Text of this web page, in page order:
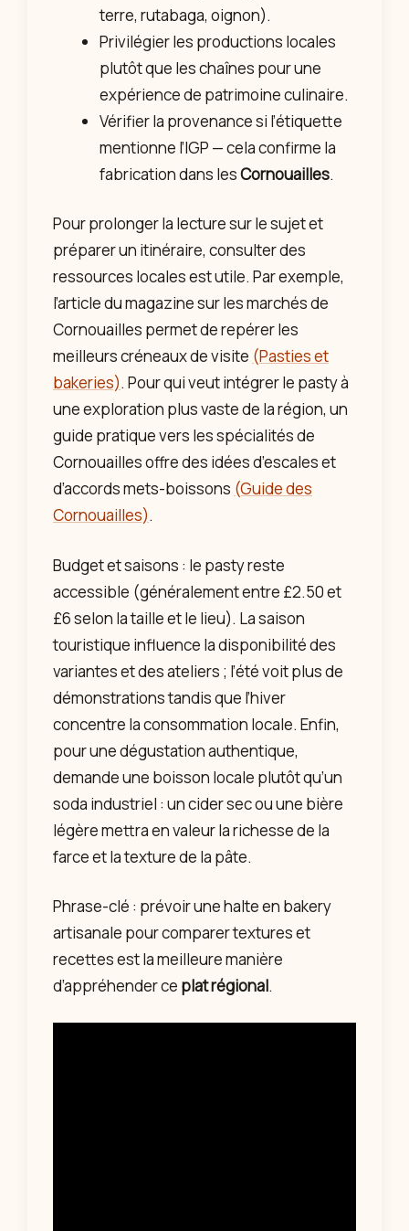
terre, rutabaga, oignon).
Privilégier les productions locales
plutôt que les chaînes pour une
expérience de patrimoine culinaire.
Vérifier la provenance si l’étiquette
mentionne l’IGP — cela confirme la
fabrication dans lesCornouailles.
Pour prolonger la lecture sur le sujet et
préparer un itinéraire, consulter des
ressources locales est utile. Par exemple,
l’article du magazine sur les marchés de
Cornouailles permet de repérer les
meilleurs créneaux de visite (Pasties et
bakeries). Pour qui veut intégrer le pasty à
une exploration plus vaste de la région, un
guide pratique vers les spécialités de
Cornouailles offre des idées d’escales et
d’accords mets-boissons (Guide des
Cornouailles).
Budget et saisons : le pasty reste
accessible (généralement entre £2.50 et
£6 selon la taille et le lieu). La saison
touristique influence la disponibilité des
variantes et des ateliers ; l’été voit plus de
démonstrations tandis que l’hiver
concentre la consommation locale. Enfin,
pour une dégustation authentique,
demande une boisson locale plutôt qu’un
soda industriel : un cider sec ou une bière
légère mettra en valeur la richesse de la
farce et la texture de la pâte.
Phrase-clé : prévoir une halte en bakery
artisanale pour comparer textures et
recettes est la meilleure manière
d’appréhender ce plat régional.